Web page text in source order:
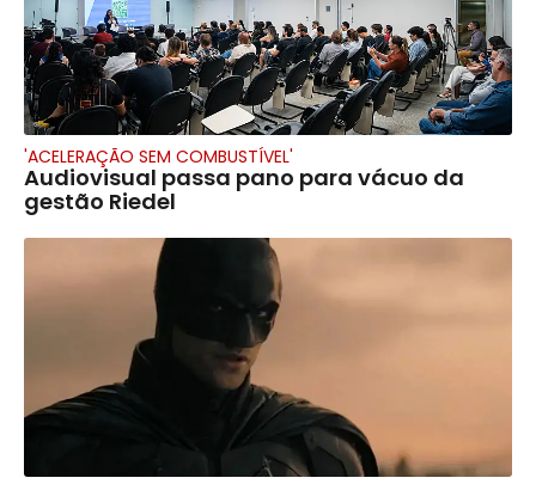
'ACELERAÇÃO SEM COMBUSTÍVEL'
Audiovisual passa pano para vácuo da
gestão Riedel